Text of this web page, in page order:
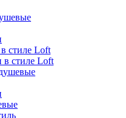
стиле Loft
в стиле Loft